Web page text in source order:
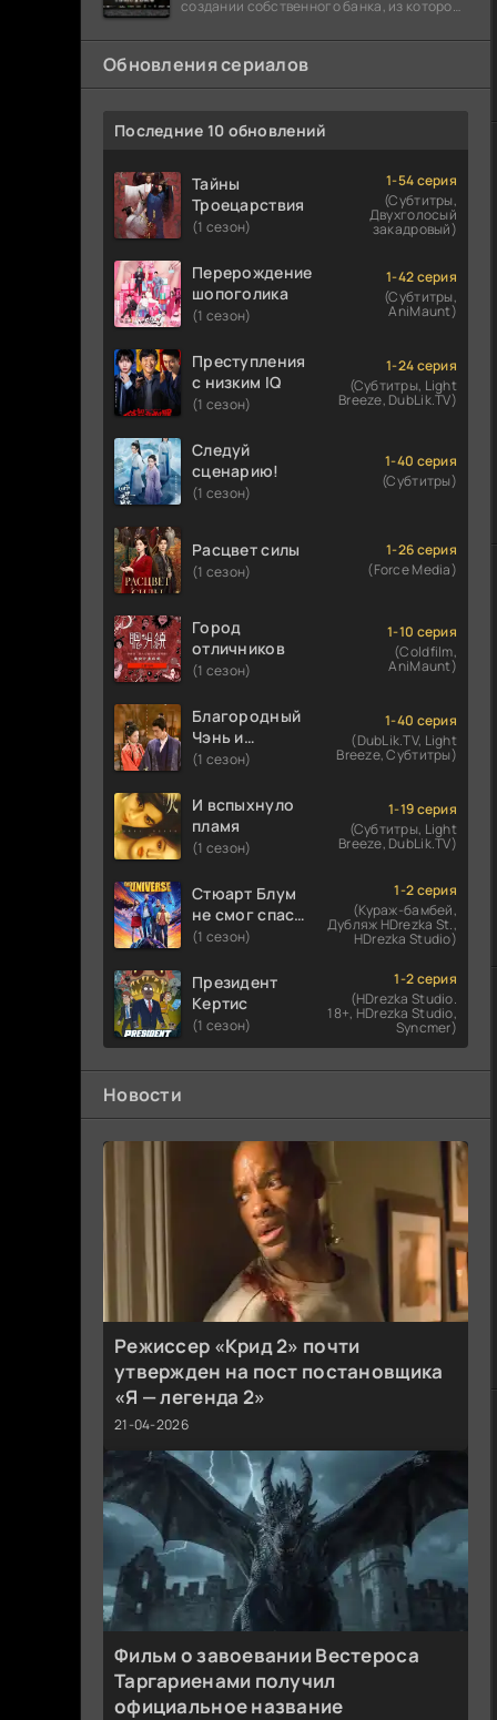
создании собственного банка, из которого
долларов. Однако,
Обновления сериалов
Последние 10 обновлений
Тайны
Троецарствия
(1 сезон)
1-54 серия
(Субтитры,
Двухголосый
закадровый)
Перерождение
шопоголика
(1 сезон)
1-42 серия
(Субтитры,
AniMaunt)
Преступления
с низким IQ
(1 сезон)
1-24 серия
(Субтитры, Light
Breeze, DubLik.TV)
Следуй
сценарию!
(1 сезон)
1-40 серия
(Субтитры)
Расцвет силы
(1 сезон)
1-26 серия
(Force Media)
Город
отличников
(1 сезон)
1-10 серия
(Coldfilm,
AniMaunt)
Благородный
Чэнь и
прекрасная
(1 сезон)
1-40 серия
(DubLik.TV, Light
Breeze, Субтитры)
И вспыхнуло
пламя
(1 сезон)
1-19 серия
(Субтитры, Light
Breeze, DubLik.TV)
Стюарт Блум
не смог спасти
вселенную
(1 сезон)
1-2 серия
(Кураж-бамбей,
Дубляж HDrezka St.,
HDrezka Studio)
Президент
Кертис
(1 сезон)
1-2 серия
(HDrezka Studio.
18+, HDrezka Studio,
Syncmer)
Новости
Режиссер «Крид 2» почти
утвержден на пост постановщика
«Я — легенда 2»
21-04-2026
Фильм о завоевании Вестероса
Таргариенами получил
официальное название